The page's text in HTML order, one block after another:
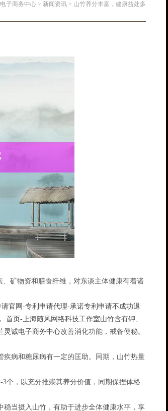
子商务中心 > 新闻资讯 > 山竹养分丰富，健康益处多
矿物资和膳食纤维，对东谈主体健康有着诸
官网-专利申请代理-承诺专利申请不成功退
首页-上海随风网络科技工作室山竹含有钾、
灵诚电子商务中心改善消化功能，戒备便秘。
病和糖尿病有一定的匡助。同期，山竹热量
个，以充分推崇其养分价值，同期保捏体格
当摄入山竹，有助于进步全体健康水平，享